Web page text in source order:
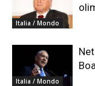
Italia / Mondo
Italia / Mondo